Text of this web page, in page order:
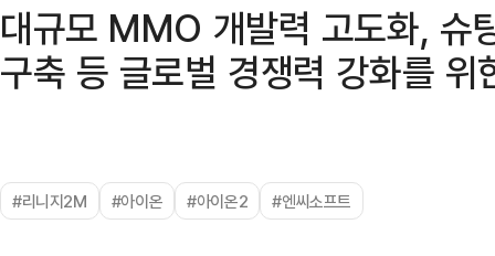
대규모 MMO 개발력 고도화, 슈
구축 등 글로벌 경쟁력 강화를
#리니지2M #아이온 #아이온2 #엔씨소프트